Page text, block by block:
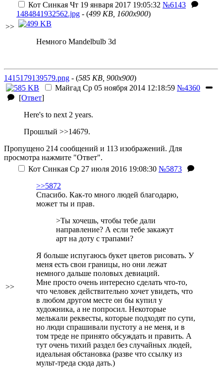
>>
Кот Синкая Чт 19 января 2017 19:05:32 №6143
1484841932562.jpg - (499 KB, 1600x900)
Немного Mandelbulb 3d
1415179139579.png - (585 KB, 900x900)
Майгад Ср 05 ноября 2014 12:18:59 №4360
[Ответ]
Here's to next 2 years.
Прошлый >>14679.
Пропущено 214 сообщений и 113 изображений. Для
просмотра нажмите "Ответ".
>>
Кот Синкая Ср 27 июля 2016 19:08:30 №5873
>>5872
Спасибо. Как-то много людей благодарю,
может ты и прав.
>Ты хочешь, чтобы тебе дали
направление? А если тебе закажут
арт на доту с трапами?
Я больше испугаюсь букет цветов рисовать. У
меня есть свои границы, но они лежат
немного дальше половых девиаций.
Мне просто очень интересно сделать что-то,
что человек действительно хочет увидеть, что
в любом другом месте он бы купил у
художника, а не попросил. Некоторые
мелькали реквесты, которые подходят по сути,
но люди спрашивали пустоту а не меня, и в
том треде не принято обсуждать и править. А
тут очень тихий раздел без случайных людей,
идеальная обстановка (разве что ссылку из
мульт-треда сюда дать.)